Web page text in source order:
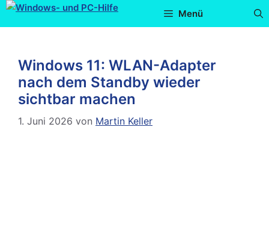
Menü
Windows 11: WLAN-Adapter
nach dem Standby wieder
sichtbar machen
1. Juni 2026 von Martin Keller